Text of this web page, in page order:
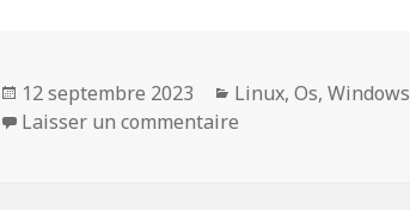
Publié
le
12 septembre 2023 Catégories
Linux,Os,Windows
Laisser un commentaire